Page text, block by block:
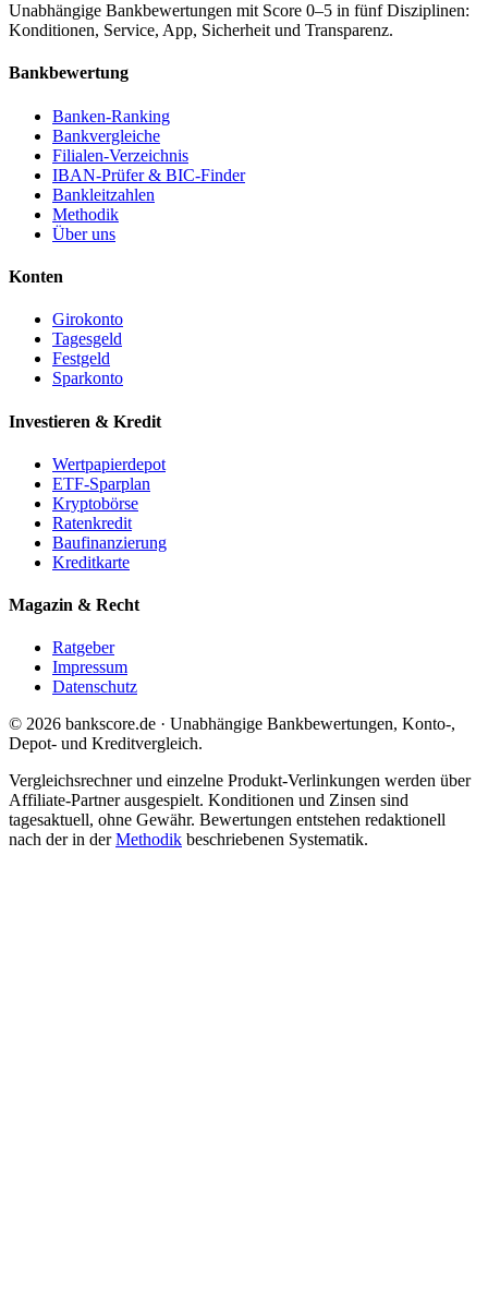
Unabhängige Bankbewertungen mit Score 0–5 in fünf Disziplinen:
Konditionen, Service, App, Sicherheit und Transparenz.
Bankbewertung
Banken-Ranking
Bankvergleiche
Filialen-Verzeichnis
IBAN-Prüfer & BIC-Finder
Bankleitzahlen
Methodik
Über uns
Konten
Girokonto
Tagesgeld
Festgeld
Sparkonto
Investieren & Kredit
Wertpapierdepot
ETF-Sparplan
Kryptobörse
Ratenkredit
Baufinanzierung
Kreditkarte
Magazin & Recht
Ratgeber
Impressum
Datenschutz
© 2026 bankscore.de · Unabhängige Bankbewertungen, Konto-,
Depot- und Kreditvergleich.
Vergleichsrechner und einzelne Produkt-Verlinkungen werden über
Affiliate-Partner ausgespielt. Konditionen und Zinsen sind
tagesaktuell, ohne Gewähr. Bewertungen entstehen redaktionell
nach der in derMethodik beschriebenen Systematik.